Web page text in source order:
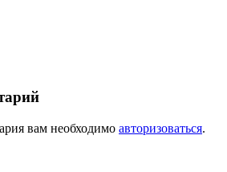
вам необходимо авторизоваться.